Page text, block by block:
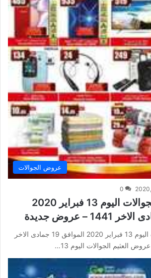
عروض الجوالات
0
عروض العثيم الجوالات اليوم 13 فبراير 2020
عروض العثيم الجوالات اليوم 13 فبراير 2020 الموافق 19 جمادى الاخر